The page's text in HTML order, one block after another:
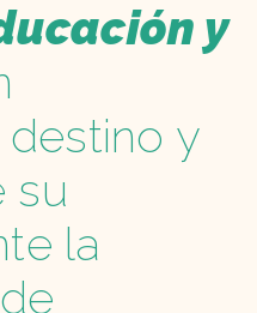
y
y
su
la